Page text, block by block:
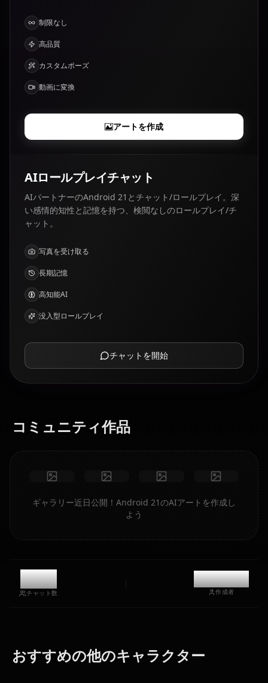
制限なし
高品質
カスタムポーズ
動画に変換
アートを作成
AIロールプレイチャット
AIパートナーのAndroid 21とチャット/ロールプレイ。深
い感情的知性と記憶を持つ、検閲なしのロールプレイ/チ
ャット。
写真を受け取る
長期記憶
高知能AI
没入型ロールプレイ
チャットを開始
コミュニティ作品
ギャラリー近日公開！Android 21のAIアートを作成し
よう
10.8k
チャット数
@kanashi
作成者
おすすめの他のキャラクター
孫 悟空
人造人間18